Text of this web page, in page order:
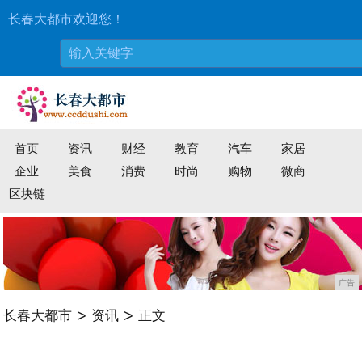
长春大都市欢迎您！
首页 资讯 财经 教育 汽车
家居
企业
美食 消费 时尚 购物
微商
区块链
广告
长春大都市 > 资讯 > 正文